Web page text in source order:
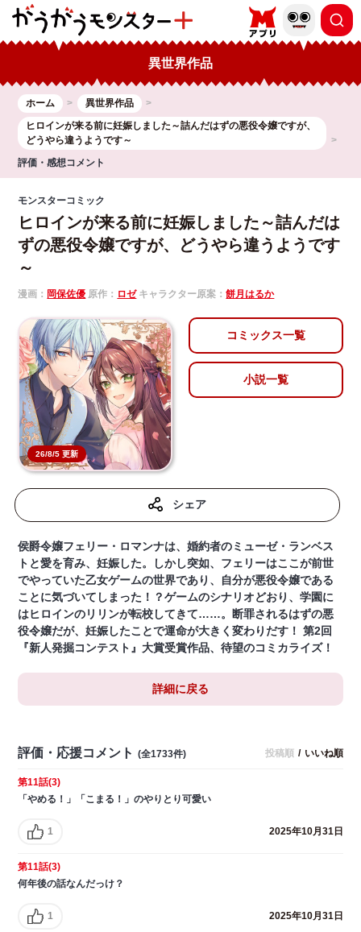
異世界作品
ホーム
異世界作品
ヒロインが来る前に妊娠しました～詰んだはずの悪役令嬢ですが、
どうやら違うようです～
評価・感想コメント
モンスターコミック
ヒロインが来る前に妊娠しました～詰んだは
ずの悪役令嬢ですが、どうやら違うようです
～
漫画： 岡保佐優 原作： ロゼキャラクター原案：餅月はるか
26/8/5 更新
コミックス一覧
小説一覧
シェア
侯爵令嬢フェリー・ロマンナは、婚約者のミューゼ・ランベス
トと愛を育み、妊娠した。しかし突如、フェリーはここが前世
でやっていた乙女ゲームの世界であり、自分が悪役令嬢である
ことに気づいてしまった！？ゲームのシナリオどおり、学園に
はヒロインのリリンが転校してきて……。断罪されるはずの悪
役令嬢だが、妊娠したことで運命が大きく変わりだす！ 第2回
『新人発掘コンテスト』大賞受賞作品、待望のコミカライズ！
詳細に戻る
評価・応援コメント (全1733件) 投稿順 / いいね順
第11話(3)
「やめる！」「こまる！」のやりとり可愛い
1 2025年10月31日
第11話(3)
何年後の話なんだっけ？
1 2025年10月31日